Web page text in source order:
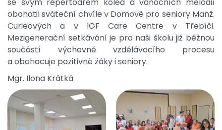
obohatil sváteční chvíle v Domově pro seniory Manž.
Curieových a v IGF Care Centre v Třebíči.
Mezigenerační setkávání je pro naši školu již běžnou
součástí výchovně vzdělávacího procesu
a obohacuje pozitivně žáky i seniory.
Mgr. Ilona Krátká